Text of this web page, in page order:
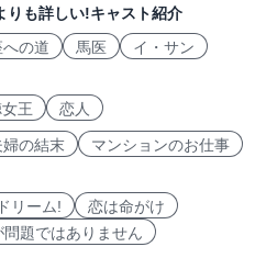
りも詳しい!キャスト紹介
の道 馬医
イ・サン
王 恋人
婦の結末
マンションのお仕事
リーム!
恋は命がけ
題ではありません